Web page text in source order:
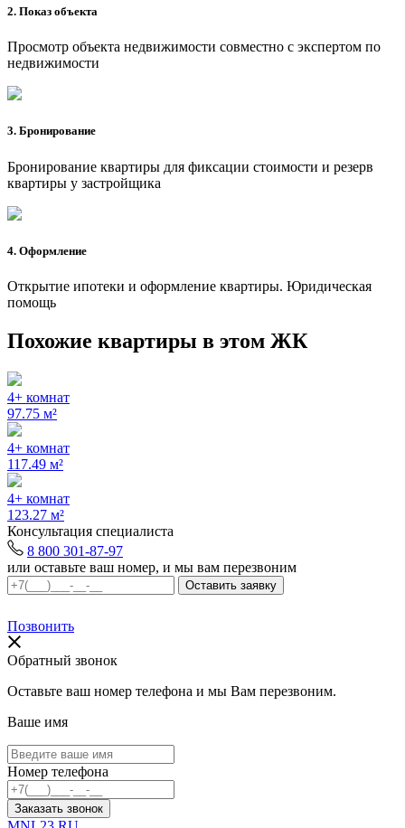
2. Показ объекта
Просмотр объекта недвижимости совместно с экспертом по
недвижимости
3. Бронирование
Бронирование квартиры для фиксации стоимости и резерв
квартиры у застройщика
4. Оформление
Открытие ипотеки и оформление квартиры. Юридическая
помощь
Похожие квартиры в этом ЖК
4+ комнат
97.75 м²
4+ комнат
117.49 м²
4+ комнат
123.27 м²
Консультация специалиста
8 800 301-87-97
или оставьте ваш номер, и мы вам перезвоним
Позвонить
Обратный звонок
Оставьте ваш номер телефона и мы Вам перезвоним.
Ваше имя
Номер телефона
Заказать звонок